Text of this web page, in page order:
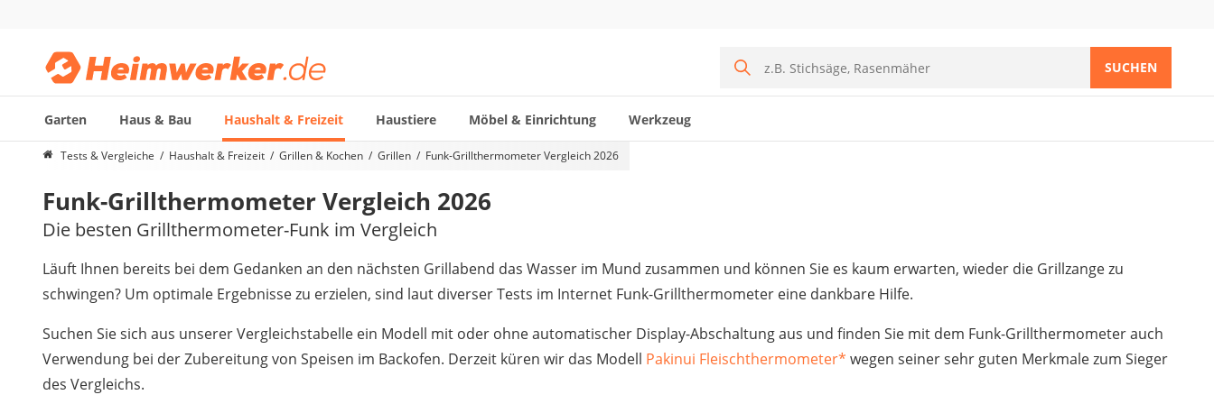
SUCHEN
Garten Haus & Bau Haushalt & Freizeit Haustiere Möbel & Einrichtung Werkzeug
Die beliebtesten Vergleiche nach Kategorie
Diascanner
Walkie-Talkie Kinder
Nachtsichtgerät
Stunt-Scooter
Gusseisen Bräter
Induktionskochfeld
Tischgeschirrspüler
Elektronische Dartscheibe
Wildkamera
Wischmopp
Tests & Vergleiche Haushalt & Freizeit Grillen & Kochen Grillen Funk-Grillthermometer Vergleich 2026
Funk-Grillthermometer Vergleich 2026
Die besten Grillthermometer-Funk im Vergleich
Läuft Ihnen bereits bei dem Gedanken an den nächsten Grillabend das Wasser im Mund zusammen und können Sie es kaum erwarten, wieder die Grillzange zu
schwingen? Um optimale Ergebnisse zu erzielen, sind laut diverser Tests im Internet Funk-Grillthermometer eine dankbare Hilfe.
Suchen Sie sich aus unserer Vergleichstabelle ein Modell mit oder ohne automatischer Display-Abschaltung aus und finden Sie mit dem Funk-Grillthermometer auch
Verwendung bei der Zubereitung von Speisen im Backofen. Derzeit küren wir das Modell Pakinui Fleischthermometer* wegen seiner sehr guten Merkmale zum Sieger
des Vergleichs.